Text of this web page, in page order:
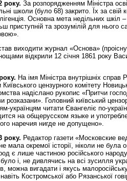
року. За розпорядженням Міністра
школи (було 68) закрито. Їх за свій
Основна мета недільних шкіл
приступній та зрозумілій для нього
виходити журнал «Основа»
відкрили 12 січня 1861 року
На імя Міністра внутрішніх справ
цензурного комітету
надіслано рукопис «Притчи
розказани». Головний київський
українцям читати Євангеліє по-
на общерусском языке и
наречия нигде не допущено».
року. Редактор газети «Московские
не мала окремої історії, ніколи не
є лише частиною російського
і, не дивлячись на всі зусилля
можна вигадати і якусь
Костромської або Рязанської